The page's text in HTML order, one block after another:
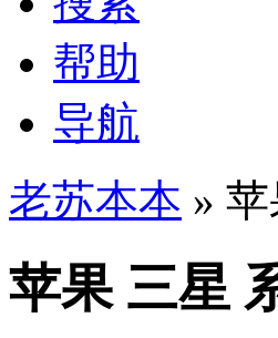
帮助
导航
老苏本本 »
苹果 三星